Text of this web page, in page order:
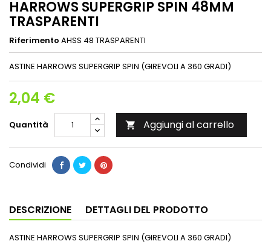
HARROWS SUPERGRIP SPIN 48MM
TRASPARENTI
Riferimento AHSS 48 TRASPARENTI
ASTINE HARROWS SUPERGRIP SPIN (GIREVOLI A 360 GRADI)
2,04 €
Quantità  Aggiungi al carrello
Condividi
DESCRIZIONE DETTAGLI DEL PRODOTTO
ASTINE HARROWS SUPERGRIP SPIN (GIREVOLI A 360 GRADI)